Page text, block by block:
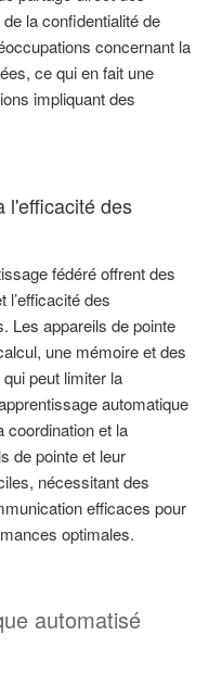
la confidentialité de
concernant la
ce qui en fait une
impliquant des
l'efficacité des
fédéré offrent des
l’efficacité des
Les appareils de pointe
une mémoire et des
peut limiter la
automatique
coordination et la
de pointe et leur
nécessitant des
efficaces pour
optimales.
automatisé